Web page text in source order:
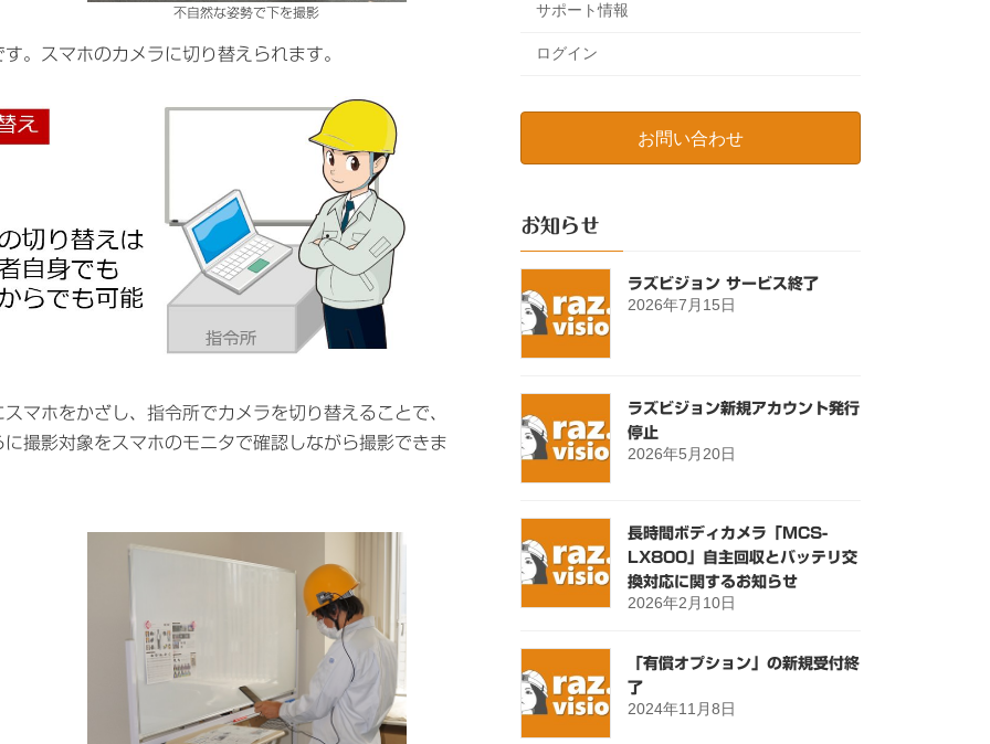
不自然な姿勢で下を撮影
。スマホのカメラに切り替えられます。
マホをかざし、指令所でカメラを切り替えることで、
撮影対象をスマホのモニタで確認しながら撮影できま
サポート情報
ログイン
お問い合わせ
お知らせ
ラズビジョン サービス終了
2026年7月15日
ラズビジョン新規アカウント発行
停止
2026年5月20日
長時間ボディカメラ「MCS-
LX800」自主回収とバッテリ交
換対応に関するお知らせ
2026年2月10日
「有償オプション」の新規受付終
了
2024年11月8日